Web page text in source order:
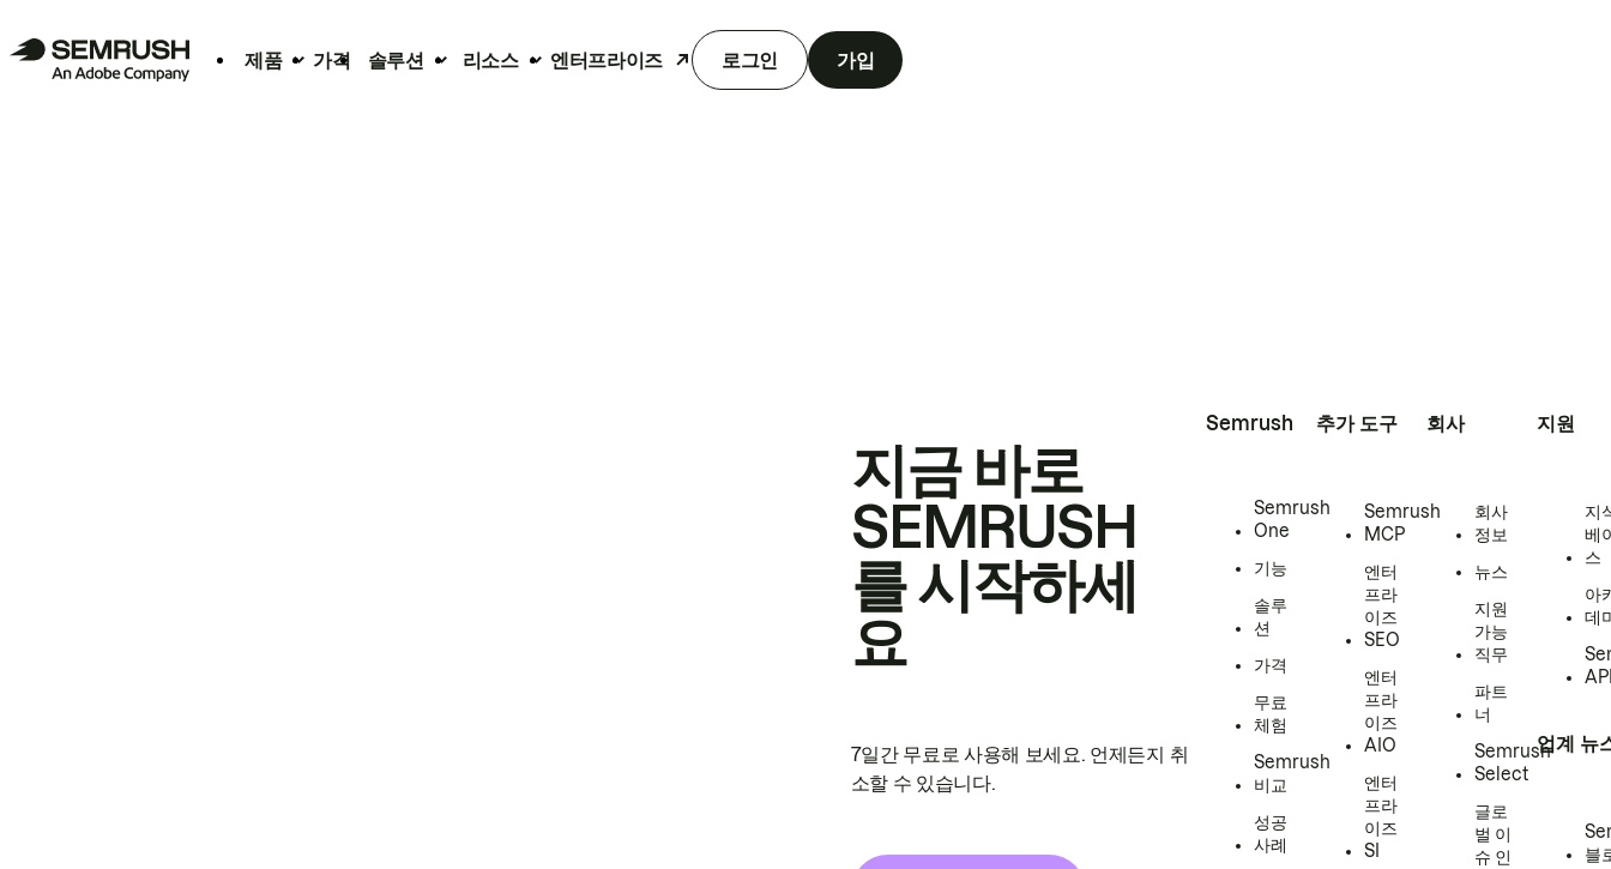
제품 가격 솔루션 리소스 엔터프라이즈 로그인 가입
지금 바로
SEMRUSH
를 시작하세
요
7일간 무료로 사용해 보세요. 언제든지 취
소할 수 있습니다.
Semrush
Semrush
One
기능
솔루
션
가격
무료
체험
Semrush
비교
성공
사례
추가 도구
Semrush
MCP
엔터
프라
이즈
SEO
엔터
프라
이즈
AIO
엔터
프라
이즈
SI
회사
회사
정보
뉴스
지원
가능
직무
파트
너
Semrush
Select
글로
벌 이
슈 인
지원
지
베
스
아
데
업계 뉴
블